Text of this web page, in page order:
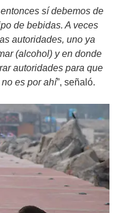
sí debemos de
de bebidas. A veces
autoridades, uno ya
(alcohol) y en donde
autoridades para que
es por ahí”, señaló.